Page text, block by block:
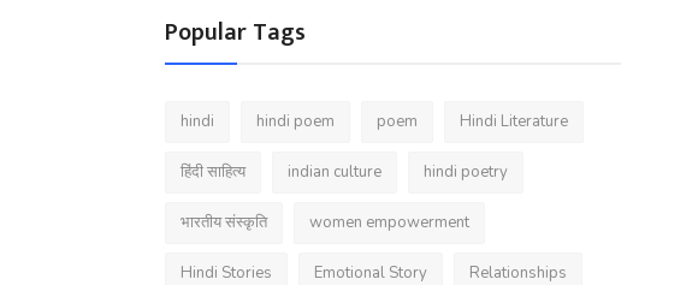
Popular Tags
hindi hindi poem poem Hindi Literature
हिंदी साहित्य indian culture hindi poetry
भारतीय संस्कृति women empowerment
Hindi Stories Emotional Story Relationships